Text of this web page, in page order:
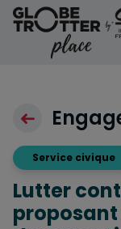
Aller au contenu
Service civique
Lutter